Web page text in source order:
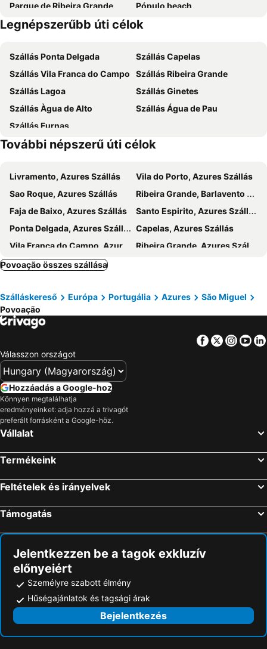
Parque de Ribeira Grande
Pópulo beach
Observatório Vulcanológico dos Açores
Parque Atlântico
Legnépszerűbb úti célok
Szállás Ponta Delgada
Szállás Capelas
Szállás Vila Franca do Campo
Szállás Ribeira Grande
Szállás Lagoa
Szállás Ginetes
Szállás Àgua de Alto
Szállás Água de Pau
Szállás Furnas
További népszerű úti célok
Livramento, Azures Szállás
Vila do Porto, Azures Szállás
Sao Roque, Azures Szállás
Ribeira Grande, Barlavento Szállás
Faja de Baixo, Azures Szállás
Santo Espirito, Azures Szállás
Ponta Delgada, Azures Szállás
Capelas, Azures Szállás
Vila Franca do Campo, Azures Szállás
Ribeira Grande, Azures Szállás
Lagoa, Azures Szállás
Lisszabon, Lisszabon tengerpart Szállás
Funchal, Madeira Szállás
Portimão, Algarve Szállás
Porto, Észak-Portugália Szállás
Sâo Vicente, Madeira Szállás
Faro, Algarve Szállás
Caniço, Madeira Szállás
Povoação összes szállása
Szálláskereső Európa Portugália Azures
São Miguel
Povoação
Facebook
Twitter
Válasszon országot
Hozzáadás a Google-hoz
Könnyen megtalálhatja
eredményeinket: adja hozzá a trivagót
preferált forrásként a Google-höz.
Vállalat
Termékeink
Feltételek és irányelvek
Támogatás
Jelentkezzen be a tagok exkluzív
előnyeiért
Személyre szabott élmény
Hűségajánlatok és tagsági árak
Bejelentkezés